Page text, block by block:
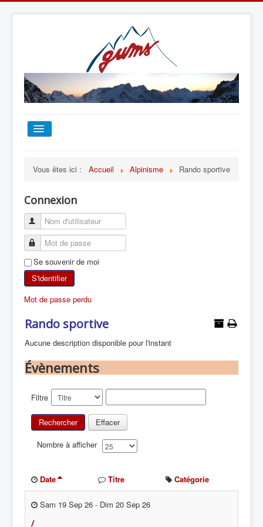
ESCALADE
ALPINISME
SKI DE RANDONNÉE
RANDONNÉE PÉDESTRE
Vous êtes ici : Accueil Alpinisme Rando sportive
Connexion
Se souvenir de moi
S'identifier
Mot de passe perdu
Rando sportive
Aucune description disponible pour l'instant
Évènements
Filtre
Rechercher
Effacer
Nombre à afficher
Date Titre Catégorie
Sam 19 Sep 26 - Dim 20 Sep 26
/